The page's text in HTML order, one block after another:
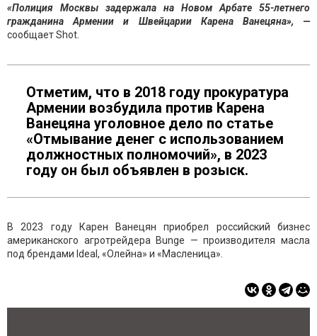
«Полиция Москвы задержала на Новом Арбате 55-летнего
гражданина Армении и Швейцарии Карена Ванецяна», —
сообщает Shot.
Отметим, что в 2018 году прокуратура
Армении возбудила против Карена
Ванецяна уголовное дело по статье
«Отмывание денег с использованием
должностных полномочий», в 2023
году он был объявлен в розыск.
В 2023 году Карен Ванецян приобрел российский бизнес
американского агротрейдера Bunge — производителя масла
под брендами Ideal, «Олейна» и «Масленица».